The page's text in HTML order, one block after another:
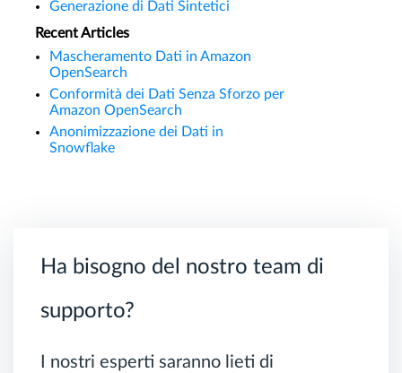
Generazione di Dati Sintetici
Recent Articles
Mascheramento Dati in Amazon
OpenSearch
Conformità dei Dati Senza Sforzo per
Amazon OpenSearch
Anonimizzazione dei Dati in
Snowflake
Ha bisogno del nostro team di
supporto?
I nostri esperti saranno lieti di